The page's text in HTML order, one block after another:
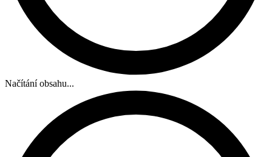
Načítání obsahu...